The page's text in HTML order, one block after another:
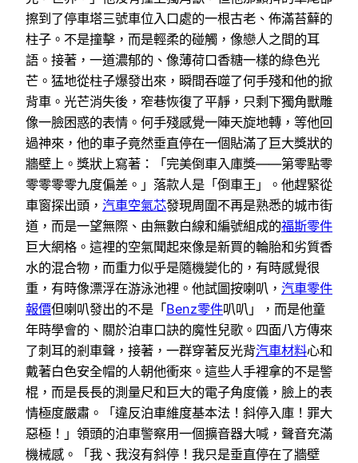
擦到了停車塔三號車位入口處的一根古老、佈滿苔蘚的
柱子。不是撞擊，而是輕柔的碰觸，像戀人之間的耳
語。接著，一道濃郁的、像薄荷口香糖一樣的綠色光
芒。猛地從柱子爆發出來，瞬間吞噬了何手殘和他的掀
背車。光芒消失後，窄巷恢復了平靜，只剩下獨角獸雕
像一臉困惑的表情。何手殘感覺一陣天旋地轉，等他回
過神來，他的車子竟然垂直停在一個貼滿了巨大獎狀的
牆壁上。獎狀上寫著：「完美倒車入庫獎——第零點零
零零零零九度偏差。」落款人是「倒車王」。他趕緊從
車窗探出頭， 汽車空氣芯發現周圍不再是熟悉的城市街
道，而是一望無際、由無數白線和編號組成的福斯零件
巨大網格。這裡的空氣聞起來像是新買的輪胎和劣質香
水的混合物，而重力似乎是隨機變化的，有時感覺很
重，有時像漂浮在游泳池裡。他試圖按喇叭， 汽車零件
報價但喇叭發出的不是「Benz零件叭叭」，而是他童
年時學會的、關於泊車口訣的魔性兒歌。四面八方傳來
了刺耳的剎車聲，接著，一群穿著反光背汽車材料心和
戴著白色安全帽的人朝他衝來。這些人手裡拿的不是警
棍，而是長長的測量尺和巨大的電子角度儀，臉上的表
情極度嚴肅。「違反泊車維度基本法！斜停入庫！罪大
惡極！」領頭的泊車警察用一個擴音器大喊，聲音充滿
機械感。「我、我沒有斜停！我只是垂直停在了牆壁